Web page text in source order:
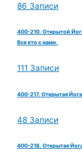
86 Записи
400-210. Открытой
Все кто с нами.
111 Записи
400-217. Открытая
48 Записи
400-218. Открытая